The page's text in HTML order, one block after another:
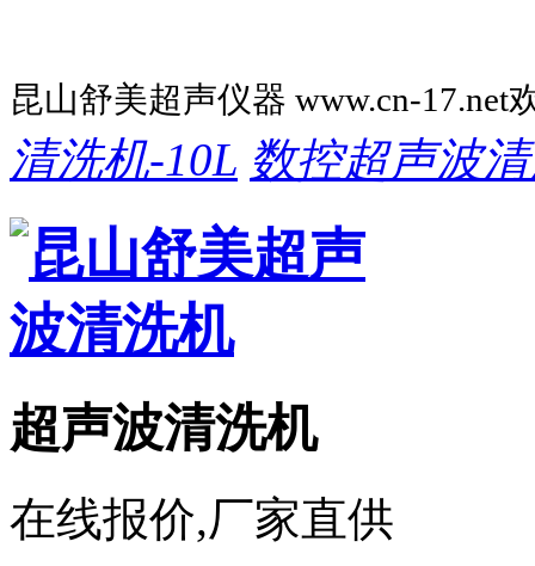
昆山舒美超声仪器 www.cn-17.net
清洗机-10L 数控超声波
超声波清洗机
在线报价,厂家直供